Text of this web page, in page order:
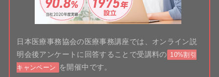
日本医療事務協会の医療事務講座では、オンライン説
明会後アンケートに回答することで受講料の 10%割引
キャンペーン
を開催中です。